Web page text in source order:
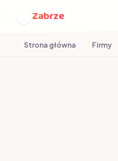
Zabrze
Strona główna Firmy